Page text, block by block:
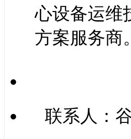
心设备运维
方案服务商。
联系人：